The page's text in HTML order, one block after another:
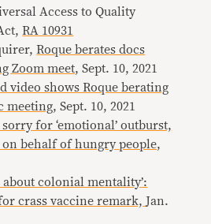
Access to Quality
RA 10931
Roque berates docs
Zoom meet, Sept. 10, 2021
video shows Roque berating
meeting, Sept. 10, 2021
sorry for ‘emotional’ outburst,
on behalf of hungry people,
about colonial mentality’:
crass vaccine remark,Jan.